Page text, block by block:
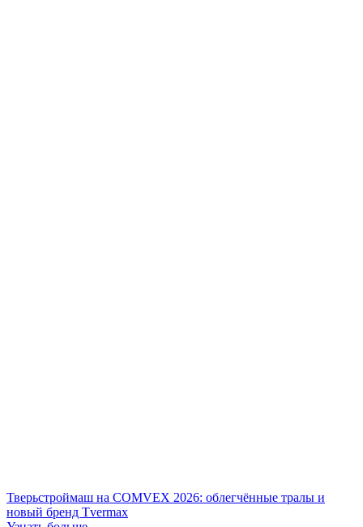
Тверьстроймаш на COMVEX 2026: облегчённые тралы и
новый бренд Tvermax